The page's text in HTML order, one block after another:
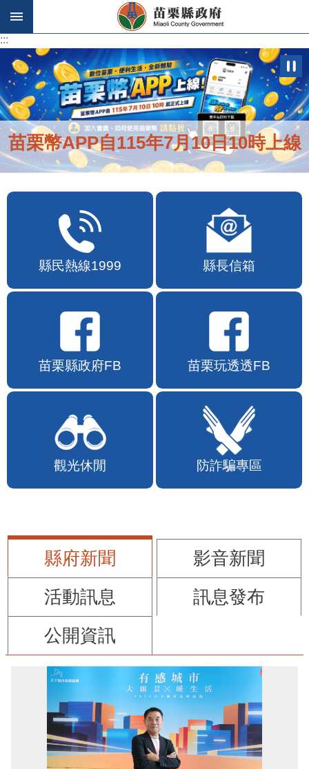
跳到主要內容區塊
:::
苗栗幣APP自115年7月10日10時上線
縣民熱線1999 縣長信箱
苗栗縣政府FB 苗栗玩透透FB
觀光休閒 防詐騙專區
縣府新聞
影音新聞
活動訊息
訊息發布
公開資訊